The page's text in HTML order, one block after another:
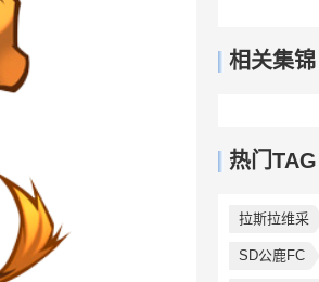
相关集锦
热门TAG
拉斯拉维采
SD公鹿FC